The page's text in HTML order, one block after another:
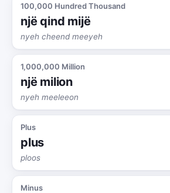
100,000 Hundred Thousand
një qind mijë
nyeh cheend meeyeh
1,000,000 Million
një milion
nyeh meeleeon
Plus
plus
ploos
Minus